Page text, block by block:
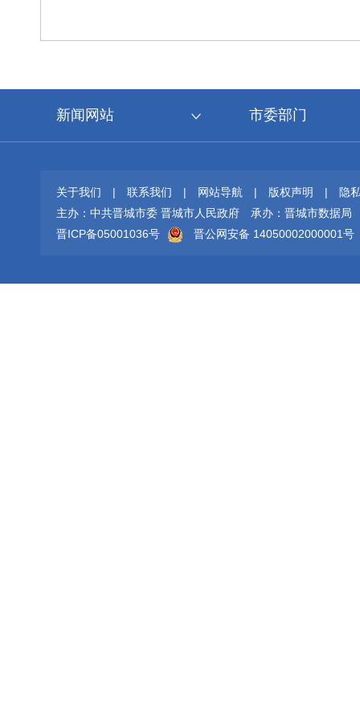
新闻网站 市委部门
关于我们 | 联系我们 | 网站导航 | 版权声明 |
隐
主办：中共晋城市委 晋城市人民政府
承办：晋城市数据局
晋ICP备05001036号
晋公网安备 14050002000001号